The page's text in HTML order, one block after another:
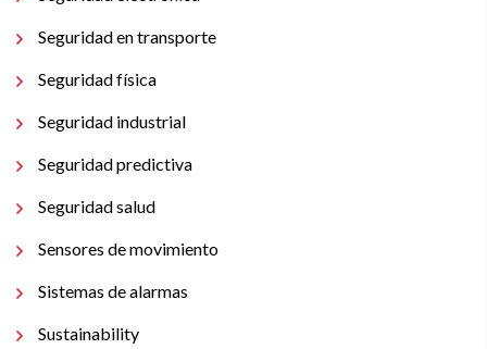
Seguridad en transporte
Seguridad física
Seguridad industrial
Seguridad predictiva
Seguridad salud
Sensores de movimiento
Sistemas de alarmas
Sustainability